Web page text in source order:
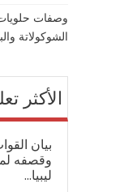
وصفات
الشوكولاتة
الأكثر
بيان
وقصفه
ليبيا...